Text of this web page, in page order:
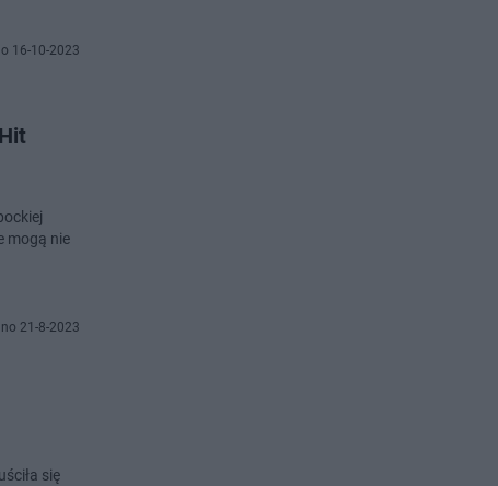
16-10-2023
mogą nie
21-8-2023
się